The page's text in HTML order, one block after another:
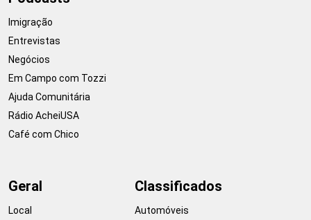
Imigração
Entrevistas
Negócios
Em Campo com Tozzi
Ajuda Comunitária
Rádio AcheiUSA
Café com Chico
Geral
Local
Classificados
Automóveis